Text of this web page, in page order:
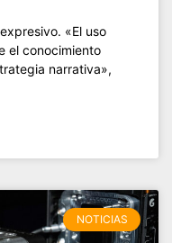
«El uso
el conocimiento
narrativa»,
NOTICIAS